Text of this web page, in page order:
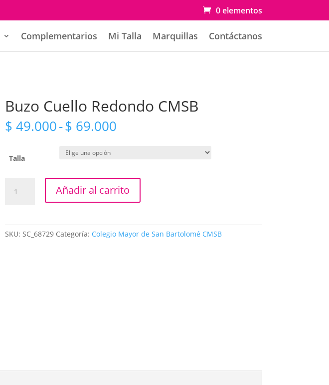
0 elementos
Complementarios Mi Talla Marquillas Contáctanos
Buzo Cuello Redondo CMSB
$ 49.000-$ 69.000Rango
hasta
$ 69.000
Talla
Cuello
Añadir al carrito
SKU: SC_68729 Categoría: Colegio Mayor de San Bartolomé CMSB